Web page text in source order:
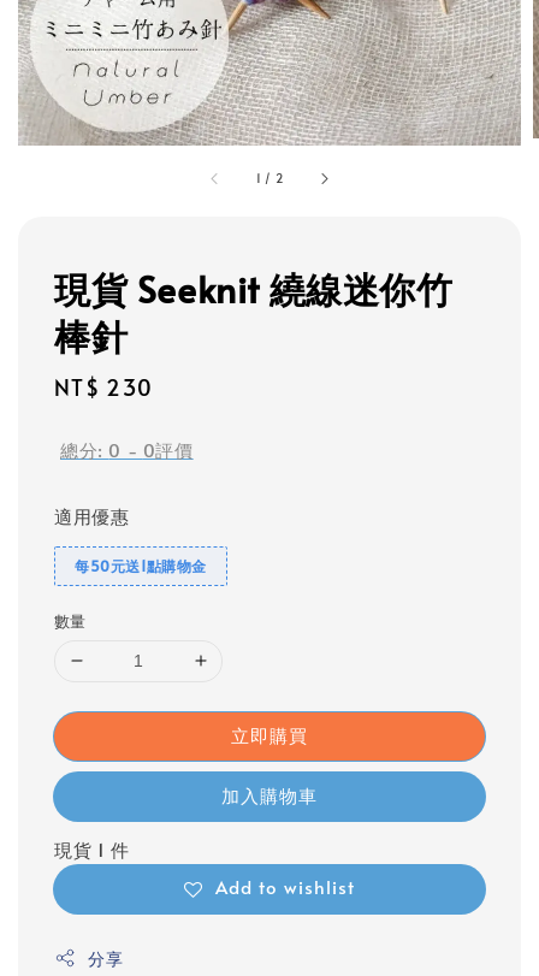
1 / 2
現貨 Seeknit 繞線迷你竹
棒針
Regular
NT$ 230
總分: 0 - 0評價
適用優惠
每50元送1點購物金
數量
立即購買
加入購物車
現貨 1 件
Add to wishlist
分享